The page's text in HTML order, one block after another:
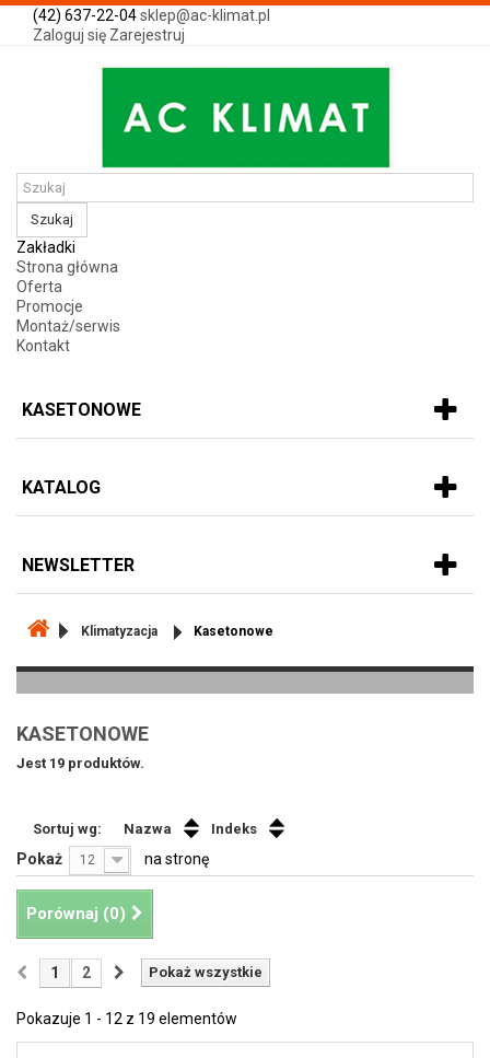
(42) 637-22-04sklep@ac-klimat.pl
Zaloguj się Zarejestruj
Szukaj
Zakładki
Strona główna
Oferta
Promocje
Montaż/serwis
Kontakt
KASETONOWE
KATALOG
NEWSLETTER
Klimatyzacja Kasetonowe
KASETONOWE
Jest 19 produktów.
Sortuj wg: Nazwa Indeks
Pokaż 12 na stronę
Porównaj (0)
Pokaż wszystkie
1 2
Pokazuje 1 - 12 z 19 elementów